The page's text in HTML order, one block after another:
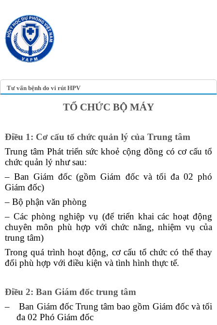
Tư vấn bệnh do vi rút HPV
TỔ CHỨC BỘ MÁY
Điều 1: Cơ cấu tổ chức quản lý của Trung tâm
Trung tâm Phát triển sức khoẻ cộng đồng có cơ cấu tổ
chức quản lý như sau:
– Ban Giám đốc (gồm Giám đốc và tối đa 02 phó
Giám đốc)
– Bộ phận văn phòng
– Các phòng nghiệp vụ (để triển khai các hoạt động
chuyên môn phù hợp với chức năng, nhiệm vụ của
trung tâm)
Trong quá trình hoạt động, cơ cấu tổ chức có thể thay
đổi phù hợp với điều kiện và tình hình thực tế.
Điều 2: Ban Giám đốc trung tâm
–
Ban Giám đốc Trung tâm bao gồm Giám đốc và tối
đa 02 Phó Giám đốc